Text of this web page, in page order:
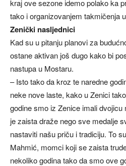
kraj ove sezone idemo polako ka
tako i organizovanjem takmičenja
Zenički nasljednici
Kad su u pitanju planovi za
ostane aktivan još dugo kako bi
nastupa u Mostaru.
– Isto tako da kroz te naredne
neke nove laste, kako u Zenici
godine smo iz Zenice imali
je zaista draže nego sve medalje
nastaviti našu priču i tradiciju. To
Mahmić, momci koji se zaista
nekoliko godina tako da smo ove